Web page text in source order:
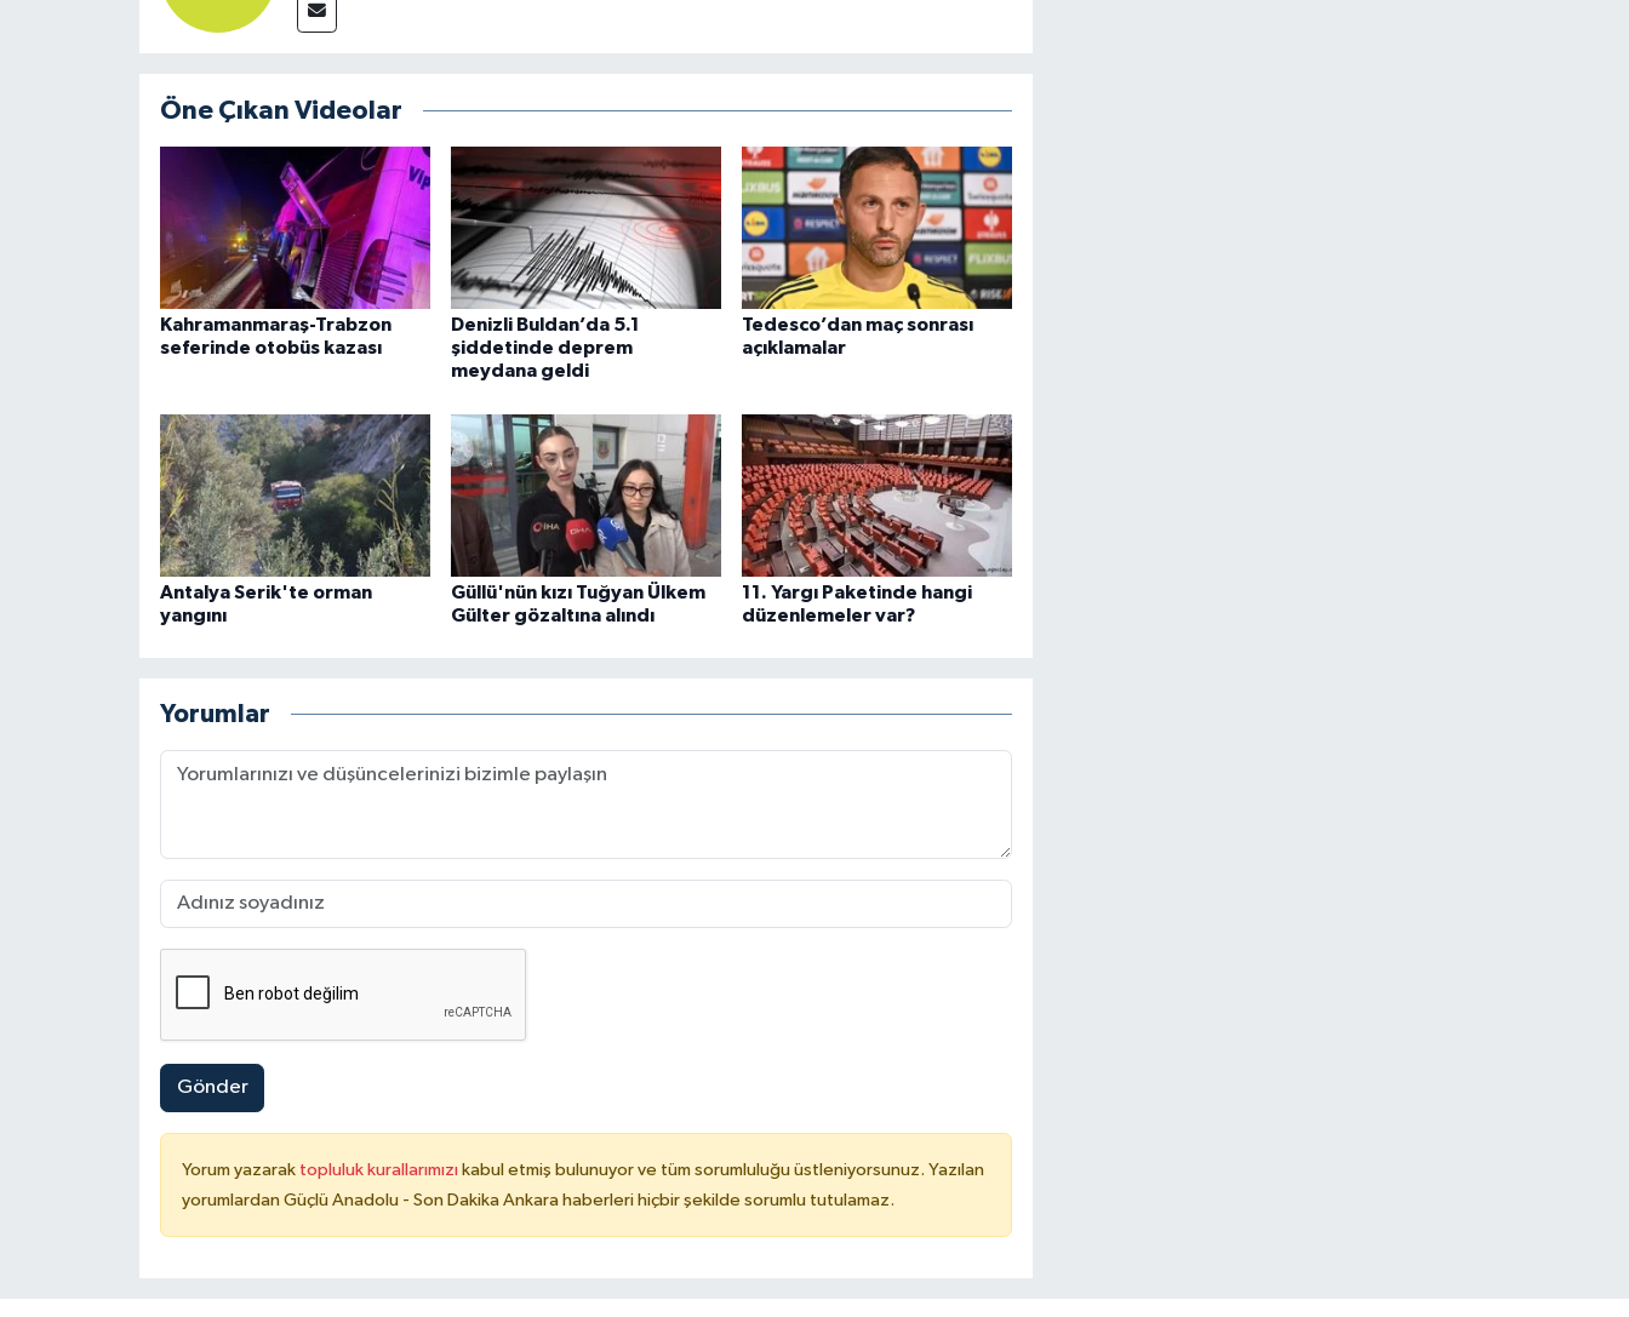
Öne Çıkan Videolar
Kahramanmaraş-Trabzon
seferinde otobüs kazası
Denizli Buldan’da 5.1
şiddetinde deprem
meydana geldi
Tedesco’dan maç sonrası
açıklamalar
Antalya Serik'te orman
yangını
Güllü'nün kızı Tuğyan Ülkem
Gülter gözaltına alındı
11. Yargı Paketinde hangi
düzenlemeler var?
Yorumlar
Gönder
Yorum yazarak topluluk kurallarımızı kabul etmiş bulunuyor ve tüm sorumluluğu üstleniyorsunuz. Yazılan
yorumlardan Güçlü Anadolu - Son Dakika Ankara haberleri hiçbir şekilde sorumlu tutulamaz.